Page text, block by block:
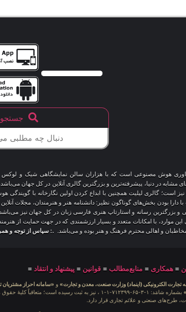
جستجو
فناوری هوش مصنوعی است که با هزاران سالن نمایشگاهی شیک و لوکس
است؛ گالری لیلیت همچنین با ابداع کردن اولین نگارخانه با گویندگی
دارا بودن بخش‌های گوناگون نظیر: دانشنامه هنر و هنرمندان، مجلات
و بزرگترین رسانه و استارتاپ هنری فارسی زبان در کل جهان نیز
موارد، با امکانات متعدد و بسیار ارزشمندی که در جهت حمایت از
مخاطبان و اهالی محترم فرهنگ و هنر بوده و می‌باشد. .: سپاس از توجه و
≡همکاری ≡ منابع‌مطالب ≡قوانین ≡پیشنهاد و انتقاد ≡
تجارت الکترونیکی (اینماد) وزارت صنعت، معدن و تجارت» و «سامانه احراز مشتریان
بشماره شامَد: ۱-۳-۶۵-۷۱۲۳۹۹-۱-۱ ، نیز به ثبت رسیده است؛
طرح‌های صنعتی و علائم تجاری قرار دارد.